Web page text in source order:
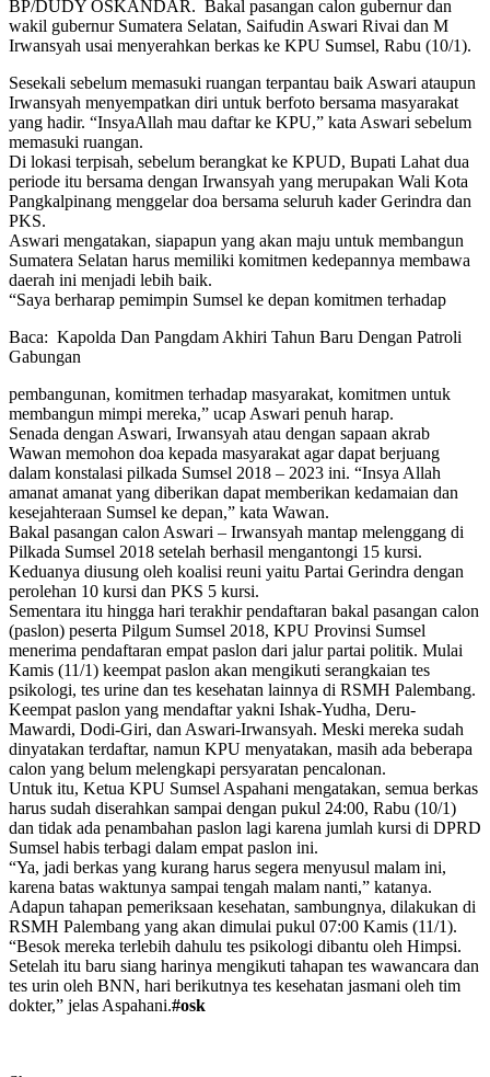
BP/DUDY OSKANDAR. Bakal pasangan calon gubernur dan
wakil gubernur Sumatera Selatan, Saifudin Aswari Rivai dan M
Irwansyah usai menyerahkan berkas ke KPU Sumsel, Rabu (10/1).
Sesekali sebelum memasuki ruangan terpantau baik Aswari ataupun
Irwansyah menyempatkan diri untuk berfoto bersama masyarakat
yang hadir. “InsyaAllah mau daftar ke KPU,” kata Aswari sebelum
memasuki ruangan.
Di lokasi terpisah, sebelum berangkat ke KPUD, Bupati Lahat dua
periode itu bersama dengan Irwansyah yang merupakan Wali Kota
Pangkalpinang menggelar doa bersama seluruh kader Gerindra dan
PKS.
Aswari mengatakan, siapapun yang akan maju untuk membangun
Sumatera Selatan harus memiliki komitmen kedepannya membawa
daerah ini menjadi lebih baik.
“Saya berharap pemimpin Sumsel ke depan komitmen terhadap
Baca: Kapolda Dan Pangdam Akhiri Tahun Baru Dengan Patroli
Gabungan
pembangunan, komitmen terhadap masyarakat, komitmen untuk
membangun mimpi mereka,” ucap Aswari penuh harap.
Senada dengan Aswari, Irwansyah atau dengan sapaan akrab
Wawan memohon doa kepada masyarakat agar dapat berjuang
dalam konstalasi pilkada Sumsel 2018 – 2023 ini. “Insya Allah
amanat amanat yang diberikan dapat memberikan kedamaian dan
kesejahteraan Sumsel ke depan,” kata Wawan.
Bakal pasangan calon Aswari – Irwansyah mantap melenggang di
Pilkada Sumsel 2018 setelah berhasil mengantongi 15 kursi.
Keduanya diusung oleh koalisi reuni yaitu Partai Gerindra dengan
perolehan 10 kursi dan PKS 5 kursi.
Sementara itu hingga hari terakhir pendaftaran bakal pasangan calon
(paslon) peserta Pilgum Sumsel 2018, KPU Provinsi Sumsel
menerima pendaftaran empat paslon dari jalur partai politik. Mulai
Kamis (11/1) keempat paslon akan mengikuti serangkaian tes
psikologi, tes urine dan tes kesehatan lainnya di RSMH Palembang.
Keempat paslon yang mendaftar yakni Ishak-Yudha, Deru-
Mawardi, Dodi-Giri, dan Aswari-Irwansyah. Meski mereka sudah
dinyatakan terdaftar, namun KPU menyatakan, masih ada beberapa
calon yang belum melengkapi persyaratan pencalonan.
Untuk itu, Ketua KPU Sumsel Aspahani mengatakan, semua berkas
harus sudah diserahkan sampai dengan pukul 24:00, Rabu (10/1)
dan tidak ada penambahan paslon lagi karena jumlah kursi di DPRD
Sumsel habis terbagi dalam empat paslon ini.
“Ya, jadi berkas yang kurang harus segera menyusul malam ini,
karena batas waktunya sampai tengah malam nanti,” katanya.
Adapun tahapan pemeriksaan kesehatan, sambungnya, dilakukan di
RSMH Palembang yang akan dimulai pukul 07:00 Kamis (11/1).
“Besok mereka terlebih dahulu tes psikologi dibantu oleh Himpsi.
Setelah itu baru siang harinya mengikuti tahapan tes wawancara dan
tes urin oleh BNN, hari berikutnya tes kesehatan jasmani oleh tim
dokter,” jelas Aspahani.#osk